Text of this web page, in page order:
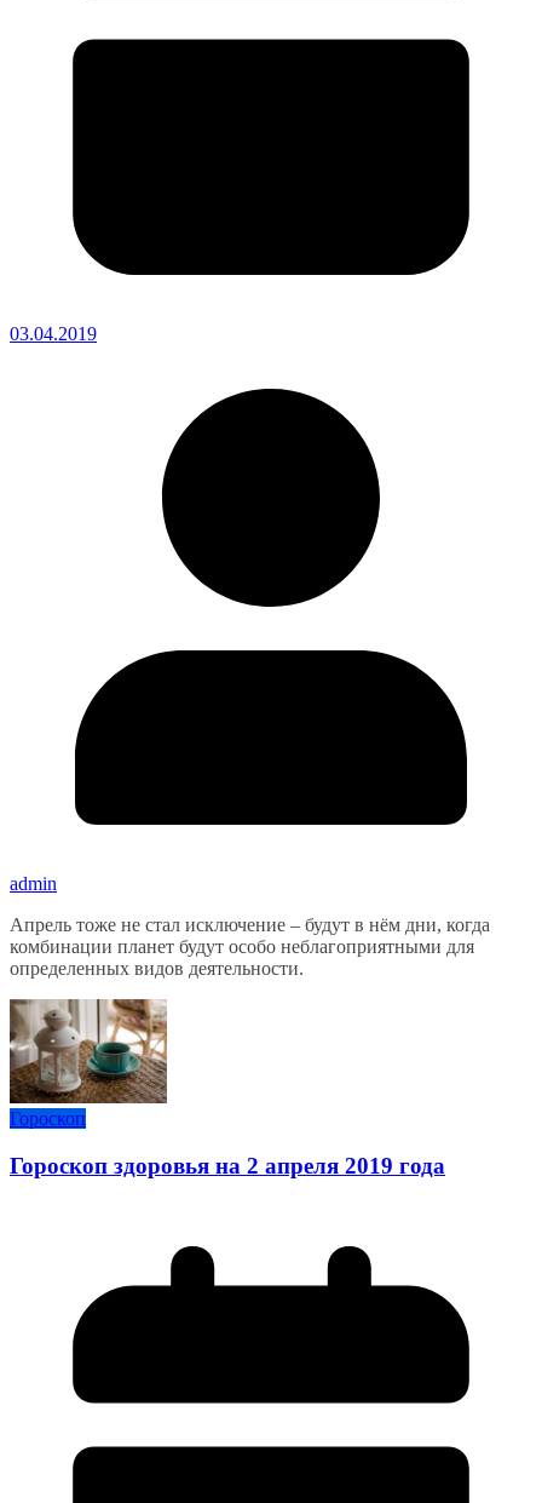
03.04.2019
admin
Апрель тоже не стал исключение – будут в нём дни, когда
комбинации планет будут особо неблагоприятными для
определенных видов деятельности.
Гороскоп
Гороскоп здоровья на 2 апреля 2019 года